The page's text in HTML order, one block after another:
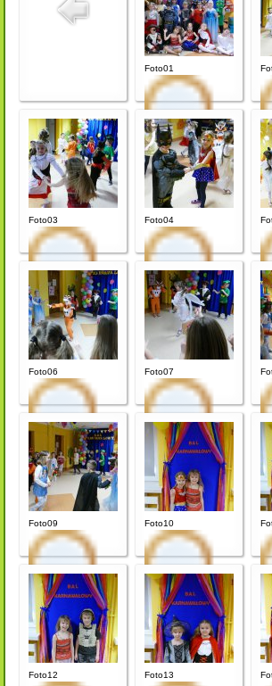
Foto01
Foto03 Foto04
Foto06 Foto07
Foto09 Foto10
Foto12 Foto13